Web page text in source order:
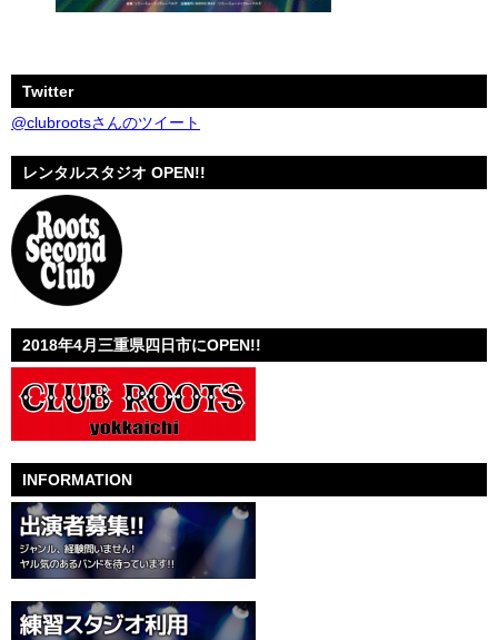
Twitter
@clubrootsさんのツイート
レンタルスタジオ OPEN!!
2018年4月三重県四日市にOPEN!!
INFORMATION